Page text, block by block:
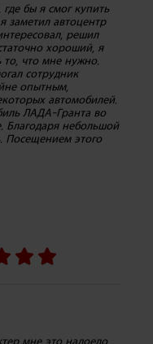
бы я смог купить
автоцентр
решил
хороший, я
то, что мне нужно.
сотрудник
опытным,
автомобилей.
ЛАДА-Гранта во
Благодаря небольшой
Посещением этого
мне это надоело